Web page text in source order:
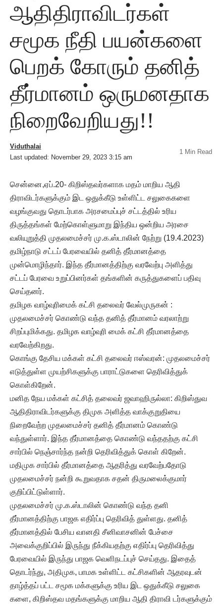
ஆதிதிராவிடர்கள்
சமூக நீதி பயன்களை
பெறக் கோரும் தனித்
தீர்மானம் ஒருமனதாக
நிறைவேறியது!!
Last updated: November 29, 2023 3:15 am
Viduthalai
1 Min Read
சென்னை,ஏப்.20- கிறிஸ்தவர்களாக மதம் மாறிய ஆதி
திராவிடர்களுக்கும் இட ஒதுக்கீடு உள்ளிட்ட சலுகைகளை
வழங்குவது தொடர்பாக அரசமைப்புச் சட்டத்தில் உரிய
திருத்தங்கள் மேற்கொள்ளுமாறு இந்திய ஒன்றிய அரசை
வலியுறுத்தி முதலமைச்சர் மு.க.ஸ்டாலின் நேற்று (19.4.2023)
தமிழ்நாடு சட்டப் பேரவையில் தனித் தீர்மானத்தை
முன்மொழிந்தார். இந்த தீர்மானத்திற்கு வரவேற்பு அளித்து
சட்டப் பேரவை உறுப்பினர்கள் தங்களின் கருத்துகளைப் பதிவு
செய்தனர்.
தமிழக வாழ்வுரிமைக் கட்சி தலைவர் வேல்முருகன் :
முதலமைச்சர் கொண்டு வந்த தனித் தீர்மானம் வரலாற்று
சிறப்புமிக்கது. தமிழக வாழ்வுரி மைக் கட்சி தீர்மானத்தை
வரவேற்கிறது.
கொங்கு தேசிய மக்கள் கட்சி தலைவர் ஈஸ்வரன்: முதலமைச்சர்
எடுத்துள்ள முயற்சிகளுக்கு பாராட்டுகளை தெரிவித்துக்
கொள்கிறேன்.
மனித நேய மக்கள் கட்சித் தலைவர் ஜவாஹிருல்லா: கிறிஸ்துவ
ஆதிதிராவிடர்களுக்கு திமுக அளித்த வாக்குறுதியை
நிறைவேற்ற முதலமைச்சர் தனித் தீர்மானம் கொண்டு
வந்துள்ளார். இந்த தீர்மானத்தை கொண்டு வந்ததற்கு கட்சி
சார்பில் நெஞ்சார்ந்த நன்றி தெரிவித்துக் கொள் கிறேன்.
மதிமுக சார்பில் தீர்மானத்தை ஆதரித்து வரவேற்பதோடு
முதலமைச்சர் நன்றி கூறுவதாக சதன் திருமலைக்குமார்
குறிப்பிட்டுள்ளார்.
முதலமைச்சர் மு.க.ஸ்டாலின் கொண்டு வந்த தனி
தீர்மானத்திற்கு பாஜக எதிர்ப்பு தெரிவித் துள்ளது. தனித்
தீர்மானத்தில் பேசிய வானதி சீனிவாசனின் பேச்சை
அவைக்குறிப்பில் இருந்து நீக்கியதற்கு எதிர்ப்பு தெரிவித்து
பேரவையில் இருந்து பாஜக வெளிநடப்புச் செய்தது. இதைத்
தொடர்ந்து, அதிமுக, பாமக உள்ளிட்ட கட்சிகளின் ஆதரவுடன்
தாழ்த்தப் பட்ட சமூக மக்களுக்கு உரிய இட ஒதுக்கீடு சலுகை
களை, கிறிஸ்தவ மதங்களுக்கு மாறிய ஆதி திராவி டர்களுக்கும்